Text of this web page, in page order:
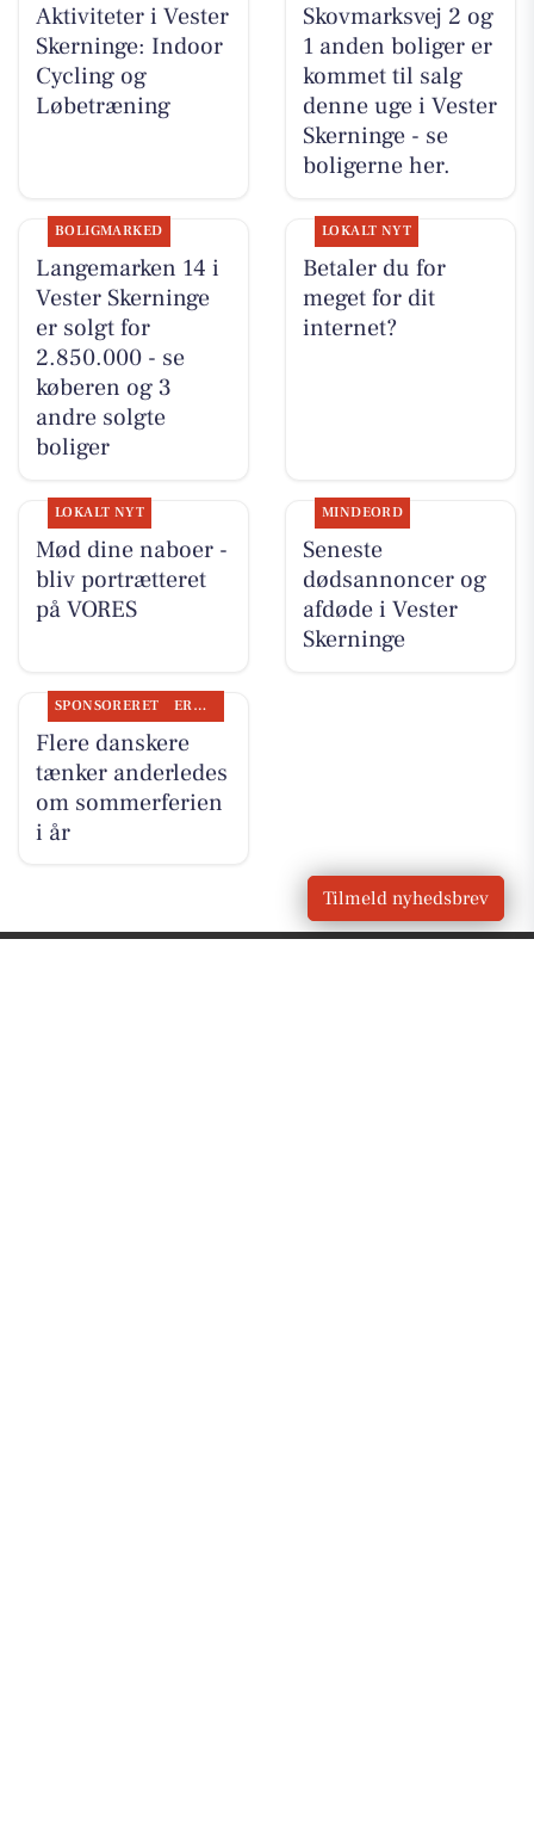
Aktiviteter i Vester
Skerninge: Indoor
Cycling og
Løbetræning
Skovmarksvej 2 og
1 anden boliger er
kommet til salg
denne uge i Vester
Skerninge - se
boligerne her.
BOLIGMARKED
Langemarken 14 i
Vester Skerninge
er solgt for
2.850.000 - se
køberen og 3
andre solgte
boliger
LOKALT NYT
Betaler du for
meget for dit
internet?
LOKALT NYT
Mød dine naboer -
bliv portrætteret
på VORES
MINDEORD
Seneste
dødsannoncer og
afdøde i Vester
Skerninge
SPONSORERET ERHVERV
Flere danskere
tænker anderledes
om sommerferien
i år
Tilmeld nyhedsbrev